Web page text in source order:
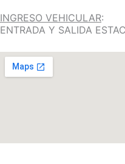
INGRESO VEHICULAR:
ENTRADA Y SALIDA